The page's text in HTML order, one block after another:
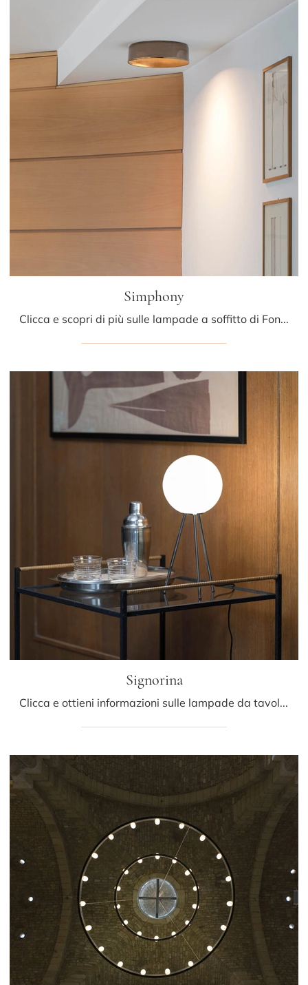
Simphony
Clicca e scopri di più sulle lampade a soffitto di Fontana Arte: il modello Simphony in ceramica ti aspetta!
Signorina
Clicca e ottieni informazioni sulle lampade da tavolo di Fontana Arte: il modello Signorina in vetro ti aspetta!